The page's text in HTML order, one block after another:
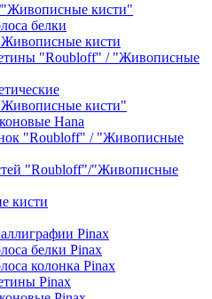
кисти"
белки
кисти
"Roubloff" / "Живописные
кисти"
Hana
"Roubloff" / "Живописные
"Roubloff"/"Живописные
кисти
Pinax
белки Pinax
колонка Pinax
Pinax